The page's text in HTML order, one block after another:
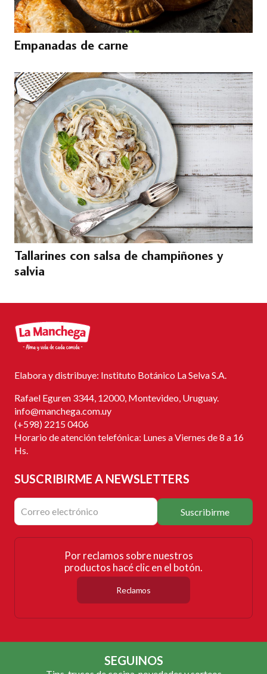
Empanadas de carne
Tallarines con salsa de champiñones y
salvia
Elabora y distribuye: Instituto Botánico La Selva S.A.
Rafael Eguren 3344, 12000, Montevideo, Uruguay.
info@manchega.com.uy
(+598) 2215 0406
Horario de atención telefónica: Lunes a Viernes de 8 a 16
Hs.
SUSCRIBIRME A NEWSLETTERS
Suscribirme
Por reclamos sobre nuestros
productos hacé clic en el botón.
Reclamos
SEGUINOS